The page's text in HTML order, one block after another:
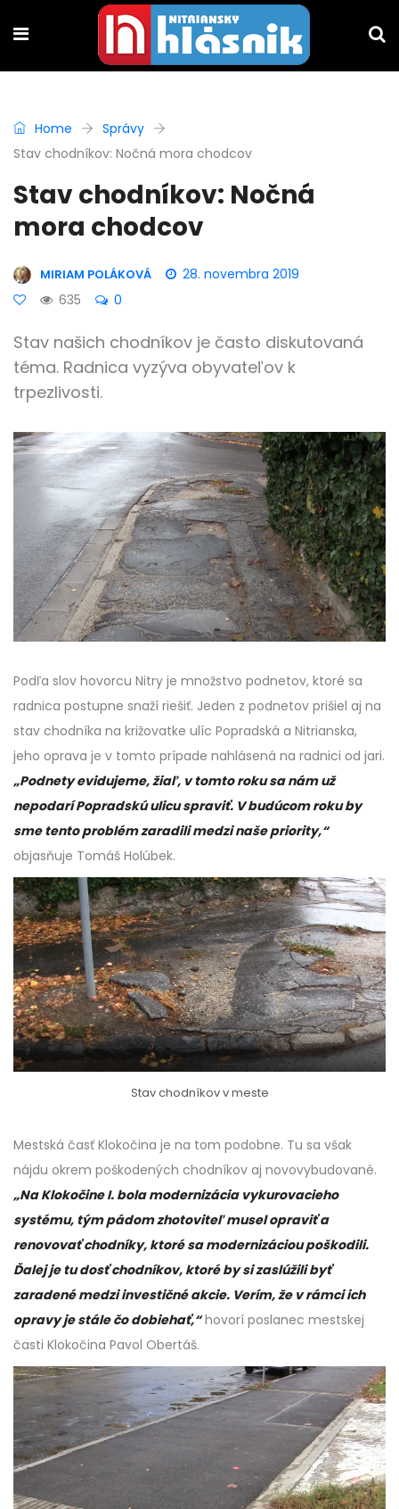
Home
Správy
Stav chodníkov: Nočná mora chodcov
Stav chodníkov: Nočná
mora chodcov
MIRIAM POLÁKOVÁ
28. novembra 2019
635
0
Stav našich chodníkov je často diskutovaná
téma. Radnica vyzýva obyvateľov k
trpezlivosti.
Podľa slov hovorcu Nitry je množstvo podnetov, ktoré sa
radnica postupne snaží riešiť. Jeden z podnetov prišiel aj na
stav chodníka na križovatke ulíc Popradská a Nitrianska,
jeho oprava je v tomto prípade nahlásená na radnici od jari.
„Podnety evidujeme, žiaľ, v tomto roku sa nám už
nepodarí Popradskú ulicu spraviť. V budúcom roku by
sme tento problém zaradili medzi naše priority,“
objasňuje Tomáš Holúbek.
Stav chodníkov v meste
Mestská časť Klokočina je na tom podobne. Tu sa však
nájdu okrem poškodených chodníkov aj novovybudované.
„Na Klokočine I. bola modernizácia vykurovacieho
systému, tým pádom zhotoviteľ musel opraviť a
renovovať chodníky, ktoré sa modernizáciou poškodili.
Ďalej je tu dosť chodníkov, ktoré by si zaslúžili byť
zaradené medzi investičné akcie. Verím, že v rámci ich
opravy je stále čo dobiehať,“hovorí poslanec mestskej
časti Klokočina Pavol Obertáš.